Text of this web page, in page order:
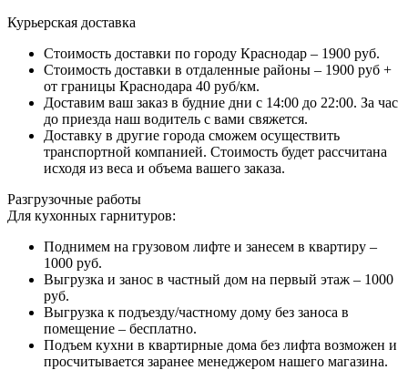
Курьерская доставка
Стоимость доставки по городу Краснодар – 1900 руб.
Стоимость доставки в отдаленные районы – 1900 руб +
от границы Краснодара 40 руб/км.
Доставим ваш заказ в будние дни с 14:00 до 22:00. За час
до приезда наш водитель с вами свяжется.
Доставку в другие города сможем осуществить
транспортной компанией. Стоимость будет рассчитана
исходя из веса и объема вашего заказа.
Разгрузочные работы
Для кухонных гарнитуров:
Поднимем на грузовом лифте и занесем в квартиру –
1000 руб.
Выгрузка и занос в частный дом на первый этаж – 1000
руб.
Выгрузка к подъезду/частному дому без заноса в
помещение – бесплатно.
Подъем кухни в квартирные дома без лифта возможен и
просчитывается заранее менеджером нашего магазина.